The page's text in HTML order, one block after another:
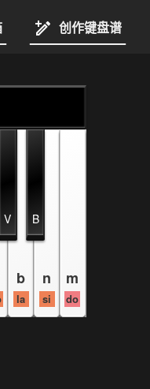
创作键盘谱
b
la
n
si
m
do
V B